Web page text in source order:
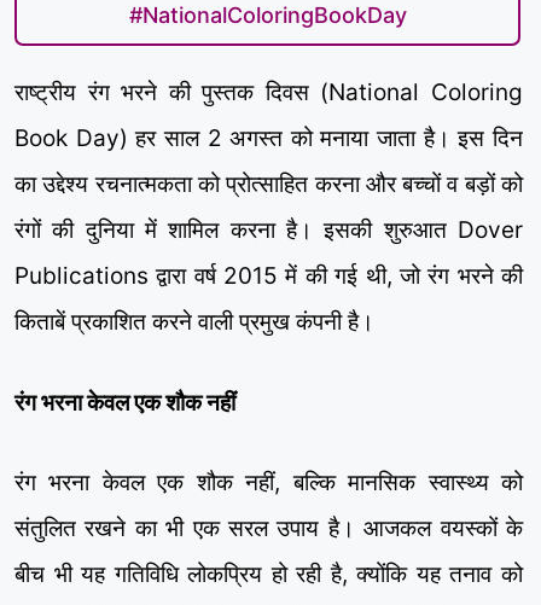
#NationalColoringBookDay
राष्ट्रीय रंग भरने की पुस्तक दिवस (National Coloring
Book Day) हर साल 2 अगस्त को मनाया जाता है। इस दिन
का उद्देश्य रचनात्मकता को प्रोत्साहित करना और बच्चों व बड़ों को
रंगों की दुनिया में शामिल करना है। इसकी शुरुआत Dover
Publications द्वारा वर्ष 2015 में की गई थी, जो रंग भरने की
किताबें प्रकाशित करने वाली प्रमुख कंपनी है।
रंग भरना केवल एक शौक नहीं
रंग भरना केवल एक शौक नहीं, बल्कि मानसिक स्वास्थ्य को
संतुलित रखने का भी एक सरल उपाय है। आजकल वयस्कों के
बीच भी यह गतिविधि लोकप्रिय हो रही है, क्योंकि यह तनाव को